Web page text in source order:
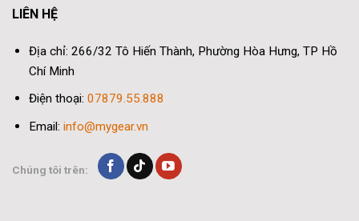
LIÊN HỆ
Địa chỉ: 266/32 Tô Hiến Thành, Phường Hòa Hưng, TP Hồ
Chí Minh
Điện thoại: 07879.55.888
Email: info@mygear.vn
Chúng tôi trên: